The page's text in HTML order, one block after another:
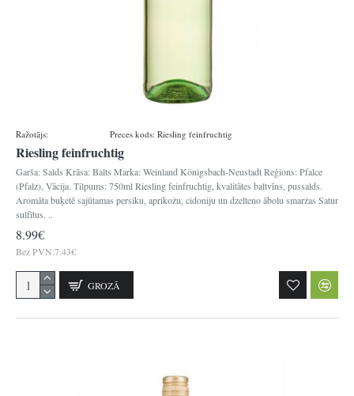
Ražotājs: Preces kods: Riesling feinfruchtig
Riesling feinfruchtig
Garša: Salds Krāsa: Balts Marka: Weinland Königsbach-Neustadt Reģions: Pfalce
(Pfalz), Vācija. Tilpums: 750ml Riesling feinfruchtig, kvalitātes baltvīns, pussalds.
Aromāta buķetē sajūtamas persiku, aprikožu, cidoniju un dzelteno ābolu smaržas Satur
sulfītus. ..
8.99€
Bez PVN:7.43€
GROZĀ